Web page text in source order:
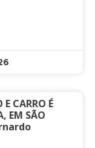
CARRO É
EM SÃO